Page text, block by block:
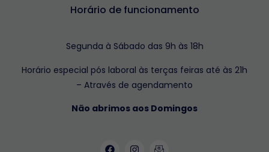
Horário de funcionamento
Segunda à Sábado das 9h às 18h
Horário especial pós laboral às terças feiras até às 21h
– Através de agendamento
Não abrimos aos Domingos